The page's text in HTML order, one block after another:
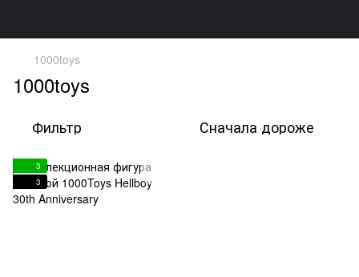
1000toys
1000toys
Фильтр Сначала дороже
3
3